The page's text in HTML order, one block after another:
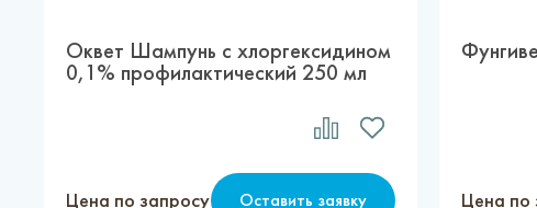
Оквет Шампунь с хлоргексидином
0,1% профилактический 250 мл
Цена по запросу Оставить заявку Цена по